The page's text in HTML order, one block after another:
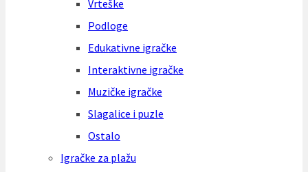
Vrteške
Podloge
Edukativne igračke
Interaktivne igračke
Muzičke igračke
Slagalice i puzle
Ostalo
Igračke za plažu